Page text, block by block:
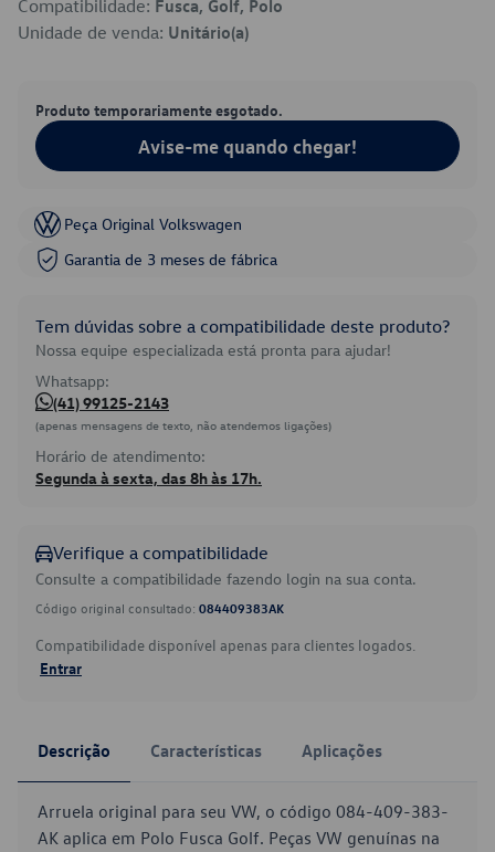
Compatibilidade: Fusca, Golf, Polo
Unidade de venda: Unitário(a)
Produto temporariamente esgotado.
Avise-me quando chegar!
Peça Original Volkswagen
Garantia de 3 meses de fábrica
Tem dúvidas sobre a compatibilidade deste produto?
Nossa equipe especializada está pronta para ajudar!
Whatsapp:
(41) 99125-2143
(apenas mensagens de texto, não atendemos ligações)
Horário de atendimento:
Segunda à sexta, das 8h às 17h.
Verifique a compatibilidade
Consulte a compatibilidade fazendo login na sua conta.
Código original consultado: 084409383AK
Compatibilidade disponível apenas para clientes logados.
Entrar
Descrição Características Aplicações
Arruela original para seu VW, o código 084-409-383-
AK aplica em Polo Fusca Golf. Peças VW genuínas na